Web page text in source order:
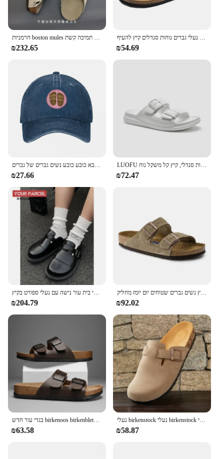
₪232.65 ₪54.69
₪27.66
LUOFU נשים של אבזם כפול שקופיות סנדלי, קיץ קל משקל נוח Eva החלקה סנדלי עבור מקורה חיצוני, 2023 חדש
₪72.47
₪204.79
מניות בריקן זמש פולות ליקק סנדלים יוניסקס בחוץ נשים גברים שטוחים יום יומז מחליק
₪92.02
₪63.58
נעלי birkenstock נעלי birkenstock חדש לגברים ולנשים נעלי birkenstock-sandals
₪58.87